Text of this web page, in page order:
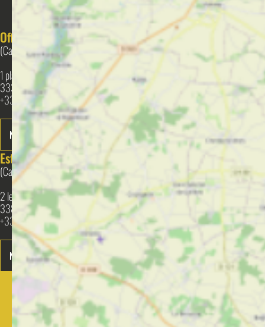
ESPACE PRESSE
ESPACE GROUPES
Office de Tourisme de Blaye
(Catégorie I)
1 place de la citadelle
33390 Blaye
+33 (0)5 57 42 12 09
Nous contacter
Bourg Cubzaguais Tourisme
(Catégorie II)
1 Place de l'éperon
33710 BOURG
+33 (0)5 57 68 31 76
Nous contacter
Estuaire Tourisme
(Catégorie II)
2 les nouvelles possessions
33820 BRAUD ET SAINT LOUIS
+33 (0)5 57 32 88 88
Nous contacter
Latitude Nord Gironde
(Catégorie III)
2 rue de la Ganne
33920 Saint Savin
+33 (0)5 57 58 47 79
Nous contacter
© 2023 • Tous droits réservés
byIRIS Interactive
Plan du site• Mentions légales Politique de confidentialité
Éditer mes cookies
Ce site est protégé par reCAPTCHA. Les
règles de confidentialitéet lesconditions